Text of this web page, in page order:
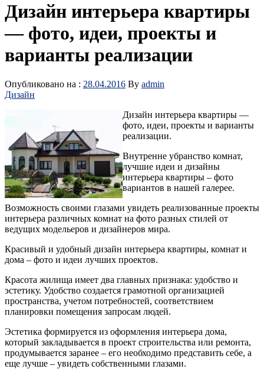
Дизайн интерьера квартиры
— фото, идеи, проекты и
варианты реализации
Опубликовано на : 28.04.2016 By admin
Дизайн
Дизайн интерьера квартиры —
фото, идеи, проекты и варианты
реализации.
Внутренне убранство комнат,
лучшие идеи и дизайны
интерьера квартиры – фото
вариантов в нашей галерее.
Возможность своими глазами увидеть реализованные проекты
интерьера различных комнат на фото разных стилей от
ведущих модельеров и дизайнеров мира.
Красивый и удобный дизайн интерьера квартиры, комнат и
дома – фото и идеи лучших проектов.
Красота жилища имеет два главных признака: удобство и
эстетику. Удобство создается грамотной организацией
пространства, учетом потребностей, соответствием
планировки помещения запросам людей.
Эстетика формируется из оформления интерьера дома,
который закладывается в проект строительства или ремонта,
продумывается заранее – его необходимо представить себе, а
еще лучше – увидеть собственными глазами.